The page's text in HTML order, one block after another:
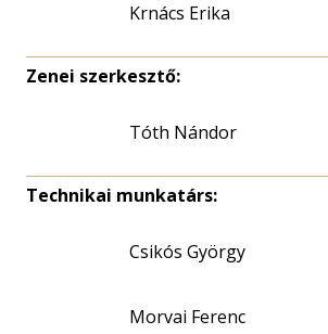
Krnács Erika
Zenei szerkesztő:
Tóth Nándor
Technikai munkatárs:
Csikós György
Morvai Ferenc